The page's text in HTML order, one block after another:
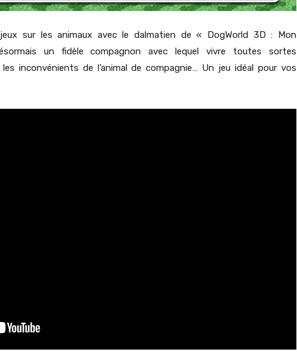
sur les animaux avec le dalmatien de « DogWorld 3D : Mon
un fidèle compagnon avec lequel vivre toutes sortes
les inconvénients de l’animal de compagnie… Un jeu idéal pour vos